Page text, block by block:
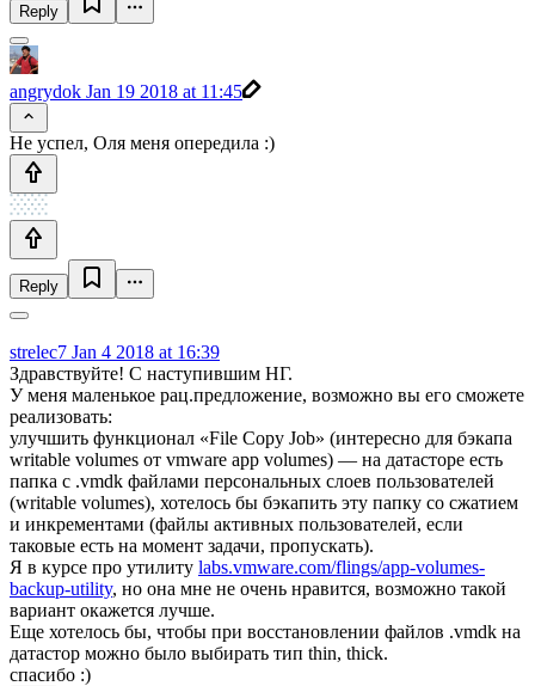
Reply
angrydok Jan 19 2018 at 11:45
Не успел, Оля меня опередила :)
Reply
strelec7 Jan 4 2018 at 16:39
Здравствуйте! С наступившим НГ.
У меня маленькое рац.предложение, возможно вы его сможете
реализовать:
улучшить функционал «File Copy Job» (интересно для бэкапа
writable volumes от vmware app volumes) — на датасторе есть
папка с .vmdk файлами персональных слоев пользователей
(writable volumes), хотелось бы бэкапить эту папку со сжатием
и инкрементами (файлы активных пользователей, если
таковые есть на момент задачи, пропускать).
Я в курсе про утилиту labs.vmware.com/flings/app-volumes-
backup-utility, но она мне не очень нравится, возможно такой
вариант окажется лучше.
Еще хотелось бы, чтобы при восстановлении файлов .vmdk на
датастор можно было выбирать тип thin, thick.
спасибо :)